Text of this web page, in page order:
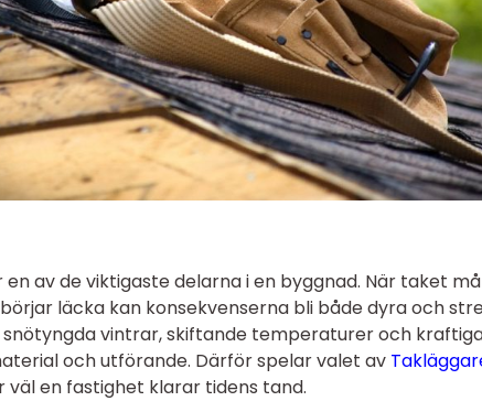
av de viktigaste delarna i en byggnad. När taket
läcka kan konsekvenserna bli både dyra och
vintrar, skiftande temperaturer och
och utförande. Därför spelar valet av
väl en fastighet klarar tidens tand.